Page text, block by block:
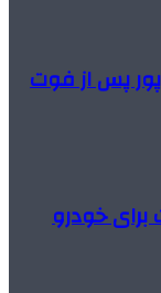
پس از فوت
برای خودرو